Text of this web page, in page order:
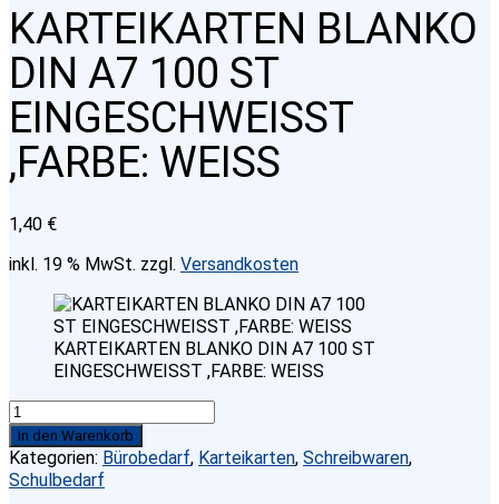
KARTEIKARTEN BLANKO
DIN A7 100 ST
EINGESCHWEISST
,FARBE: WEISS
1,40 €
inkl. 19 % MwSt. zzgl. Versandkosten
KARTEIKARTEN BLANKO DIN A7 100 ST
EINGESCHWEISST ,FARBE: WEISS
KARTEIKARTEN
BLANKO
DIN
A7
In den Warenkorb
Kategorien: Bürobedarf, Karteikarten, Schreibwaren,
Schulbedarf